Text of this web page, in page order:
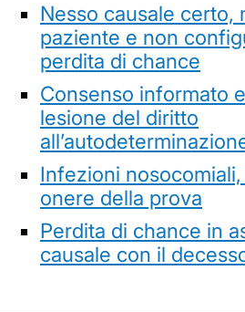
Nesso causale certo,
paziente e non
perdita di chance
Consenso informato
lesione del diritto
Infezioni
onere della prova
Perdita di chance in
causale con il